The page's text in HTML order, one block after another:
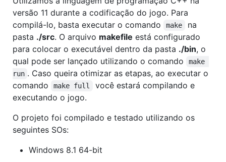
versão 11 durante a codificação do jogo. Para
compilá-lo, basta executar o comando
make
na
pasta ./src. O arquivo makefile está configurado
para colocar o executável dentro da pasta ./bin, o
qual pode ser lançado utilizando o comando
make
run . Caso queira otimizar as etapas, ao executar o
comando
make full
você estará compilando e
executando o jogo.
O projeto foi compilado e testado utilizando os
seguintes SOs:
Windows 8.1 64-bit